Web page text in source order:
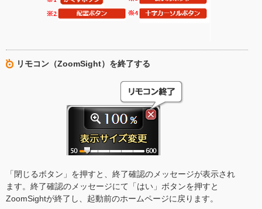
リモコン（ZoomSight）を終了する
「閉じるボタン」を押すと、終了確認のメッセージが表示され
ます。終了確認のメッセージにて「はい」ボタンを押すと
ZoomSightが終了し、起動前のホームページに戻ります。